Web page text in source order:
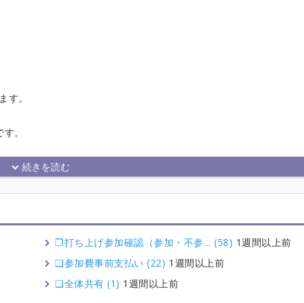
す。
。
❒打ち上げ参加確認（参加・不参... (58) 1週間以上前
❑参加費事前支払い (22) 1週間以上前
❑全体共有 (1) 1週間以上前